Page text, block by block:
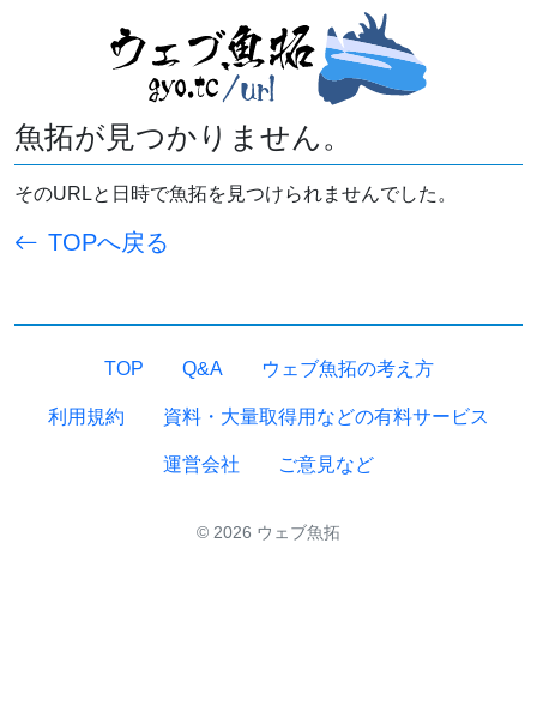
魚拓が見つかりません。
そのURLと日時で魚拓を見つけられませんでした。
TOPへ戻る
TOP Q&A ウェブ魚拓の考え方
利用規約 資料・大量取得用などの有料サービス
運営会社 ご意見など
© 2026 ウェブ魚拓